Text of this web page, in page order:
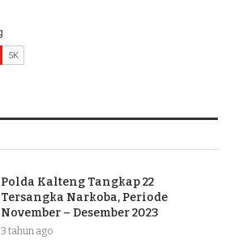
Polda Kalteng Tangkap 22
Tersangka Narkoba, Periode
November – Desember 2023
3 tahun ago